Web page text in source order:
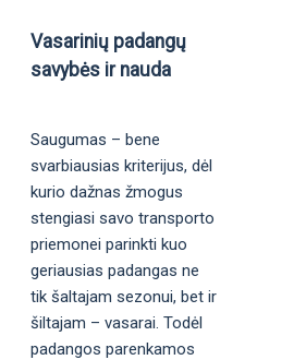
Vasarinių padangų
savybės ir nauda
Saugumas – bene
svarbiausias kriterijus, dėl
kurio dažnas žmogus
stengiasi savo transporto
priemonei parinkti kuo
geriausias padangas ne
tik šaltajam sezonui, bet ir
šiltajam – vasarai. Todėl
padangos parenkamos